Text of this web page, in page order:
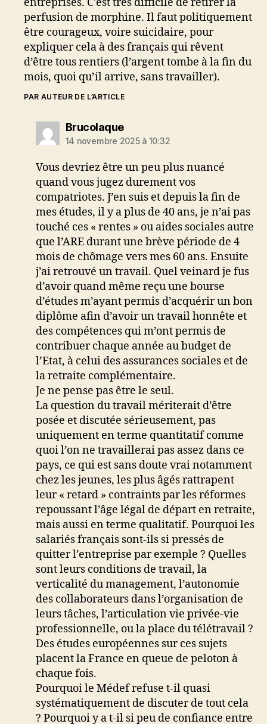
perfusion de morphine. Il faut politiquement
être courageux, voire suicidaire, pour
expliquer cela à des français qui rêvent
d’être tous rentiers (l’argent tombe à la fin du
mois, quoi qu’il arrive, sans travailler).
PAR AUTEUR DE L’ARTICLE
Brucolaquedit :
14 novembre 2025 à 10:32
Vous devriez être un peu plus nuancé
quand vous jugez durement vos
compatriotes. J’en suis et depuis la fin de
mes études, il y a plus de 40 ans, je n’ai pas
touché ces « rentes » ou aides sociales autre
que l’ARE durant une brève période de 4
mois de chômage vers mes 60 ans. Ensuite
j’ai retrouvé un travail. Quel veinard je fus
d’avoir quand même reçu une bourse
d’études m’ayant permis d’acquérir un bon
diplôme afin d’avoir un travail honnête et
des compétences qui m’ont permis de
contribuer chaque année au budget de
l’Etat, à celui des assurances sociales et de
la retraite complémentaire.
Je ne pense pas être le seul.
La question du travail mériterait d’être
posée et discutée sérieusement, pas
uniquement en terme quantitatif comme
quoi l’on ne travaillerai pas assez dans ce
pays, ce qui est sans doute vrai notamment
chez les jeunes, les plus âgés rattrapent
leur « retard » contraints par les réformes
repoussant l’âge légal de départ en retraite,
mais aussi en terme qualitatif. Pourquoi les
salariés français sont-ils si pressés de
quitter l’entreprise par exemple ? Quelles
sont leurs conditions de travail, la
verticalité du management, l’autonomie
des collaborateurs dans l’organisation de
leurs tâches, l’articulation vie privée-vie
professionnelle, ou la place du télétravail ?
Des études européennes sur ces sujets
placent la France en queue de peloton à
chaque fois.
Pourquoi le Médef refuse t-il quasi
systématiquement de discuter de tout cela
? Pourquoi y a t-il si peu de confiance entre